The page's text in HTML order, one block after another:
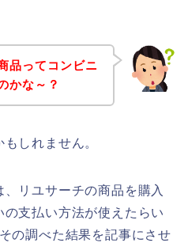
品ってコンビニ
かな～？
しれません。
リユサーチの商品を購入
支払い方法が使えたらい
の調べた結果を記事にさせ